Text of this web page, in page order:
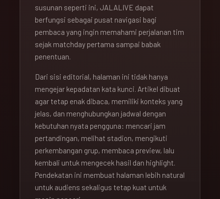
susunan seperti ini, JALALIVE dapat
berfungsi sebagai pusat navigasi bagi
pembaca yang ingin memahami perjalanan tim
sejak matchday pertama sampai babak
penentuan.
Dari sisi editorial, halaman ini tidak hanya
mengejar kepadatan kata kunci. Artikel dibuat
agar tetap enak dibaca, memiliki konteks yang
jelas, dan menghubungkan jadwal dengan
kebutuhan nyata pengguna: mencari jam
pertandingan, melihat stadion, mengikuti
perkembangan grup, membaca preview, lalu
kembali untuk mengecek hasil dan highlight.
Pendekatan ini membuat halaman lebih natural
untuk audiens sekaligus tetap kuat untuk